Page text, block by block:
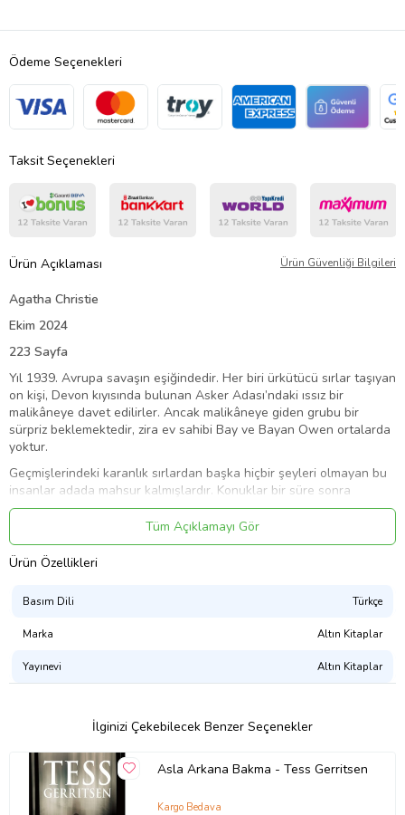
Ödeme Seçenekleri
Taksit Seçenekleri
Ürün Açıklaması Ürün Güvenliği Bilgileri
Agatha Christie
Ekim 2024
223 Sayfa
Yıl 1939. Avrupa savaşın eşiğindedir. Her biri ürkütücü sırlar taşıyan
on kişi, Devon kıyısında bulunan Asker Adası’ndaki ıssız bir
malikâneye davet edilirler. Ancak malikâneye giden grubu bir
sürpriz beklemektedir, zira ev sahibi Bay ve Bayan Owen ortalarda
yoktur.
Geçmişlerindeki karanlık sırlardan başka hiçbir şeyleri olmayan bu
insanlar adada mahsur kalmışlardır. Konuklar bir süre sonra
gizledikleri sırları birbirlerine anlatmaya ve teker teker ölmeye
Ürün Kodu:kcm25265755
Tüm Açıklamayı Gör
Ürün Özellikleri
Basım Dili Türkçe
Marka Altın Kitaplar
Yayınevi Altın Kitaplar
İlginizi Çekebilecek Benzer Seçenekler
Asla Arkana Bakma - Tess Gerritsen
Kargo Bedava